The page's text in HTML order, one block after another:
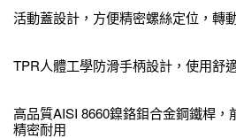
活動蓋設計，方便精密螺絲定位，轉
TPR人體工學防滑手柄設計，使用舒
高品質AISI 8660鎳鉻鉬合金鋼鐵桿，
精密耐用